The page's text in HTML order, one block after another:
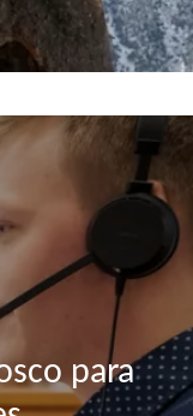
para